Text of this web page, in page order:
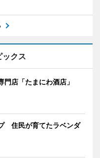
ックス
門店「たまにわ酒店」
住民が育てたラベンダ